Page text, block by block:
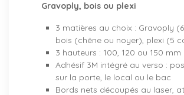
Gravoply, bois ou plexi
3 matières au choix : Gravoply
bois (chêne ou noyer), plexi (5
3 hauteurs : 100, 120 ou 150 mm
Adhésif 3M intégré au verso :
sur la porte, le local ou le bac
Bords nets découpés au laser,